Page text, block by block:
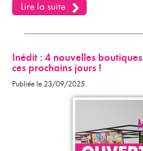
Lire la suite
Inédit : 4 nouvelles
ces prochains jours !
Publiée le 23/09/2025